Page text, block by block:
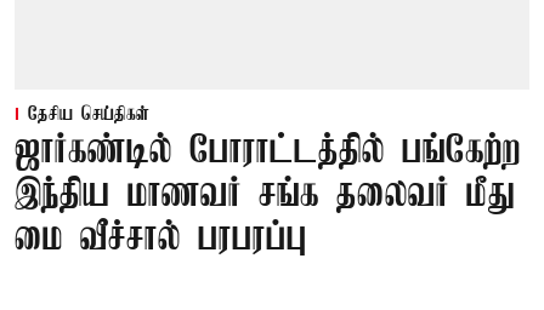
தேசிய செய்திகள்
ஜார்கண்டில் போராட்டத்தில் பங்கேற்ற
இந்திய மாணவர் சங்க தலைவர் மீது
மை வீச்சால் பரபரப்பு